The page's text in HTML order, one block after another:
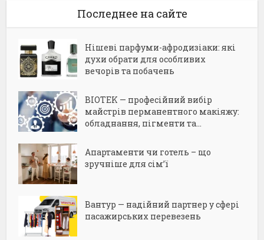
Последнее на сайте
Нішеві парфуми-афродизіаки: які
духи обрати для особливих
вечорів та побачень
BIOTEK — професійний вибір
майстрів перманентного макіяжу:
обладнання, пігменти та...
Апартаменти чи готель – що
зручніше для сім’ї
Вантур — надійний партнер у сфері
пасажирських перевезень